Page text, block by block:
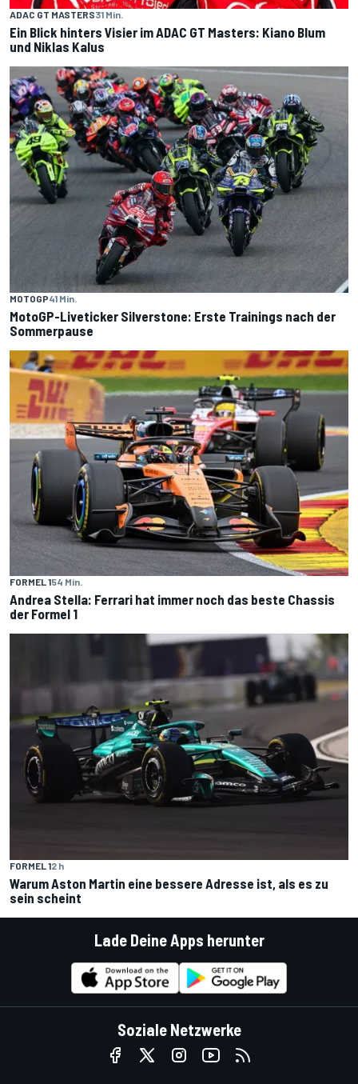
ADAC GT MASTERS31 Min.
Ein Blick hinters Visier im ADAC GT Masters: Kiano Blum
und Niklas Kalus
MOTOGP41 Min.
MotoGP-Liveticker Silverstone: Erste Trainings nach der
Sommerpause
FORMEL 154 Min.
Andrea Stella: Ferrari hat immer noch das beste Chassis
der Formel 1
FORMEL 12 h
Warum Aston Martin eine bessere Adresse ist, als es zu
sein scheint
Lade Deine Apps herunter
Soziale Netzwerke